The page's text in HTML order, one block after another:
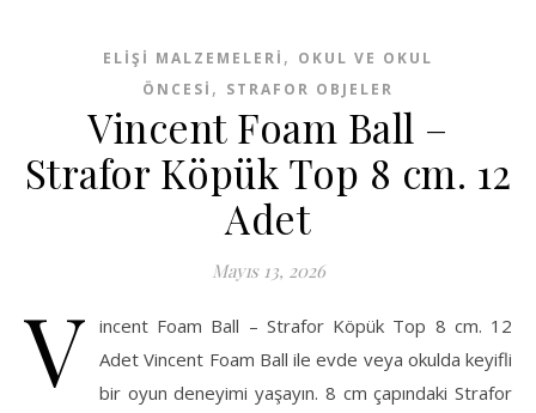
ELIŞI MALZEMELERI , OKUL VE OKUL
ÖNCESİ , STRAFOR OBJELER
Vincent Foam Ball –
Strafor Köpük Top 8 cm. 12
Adet
Mayıs 13, 2026
V incent Foam Ball – Strafor Köpük Top 8 cm. 12
Adet Vincent Foam Ball ile evde veya okulda keyifli
bir oyun deneyimi yaşayın. 8 cm çapındaki Strafor